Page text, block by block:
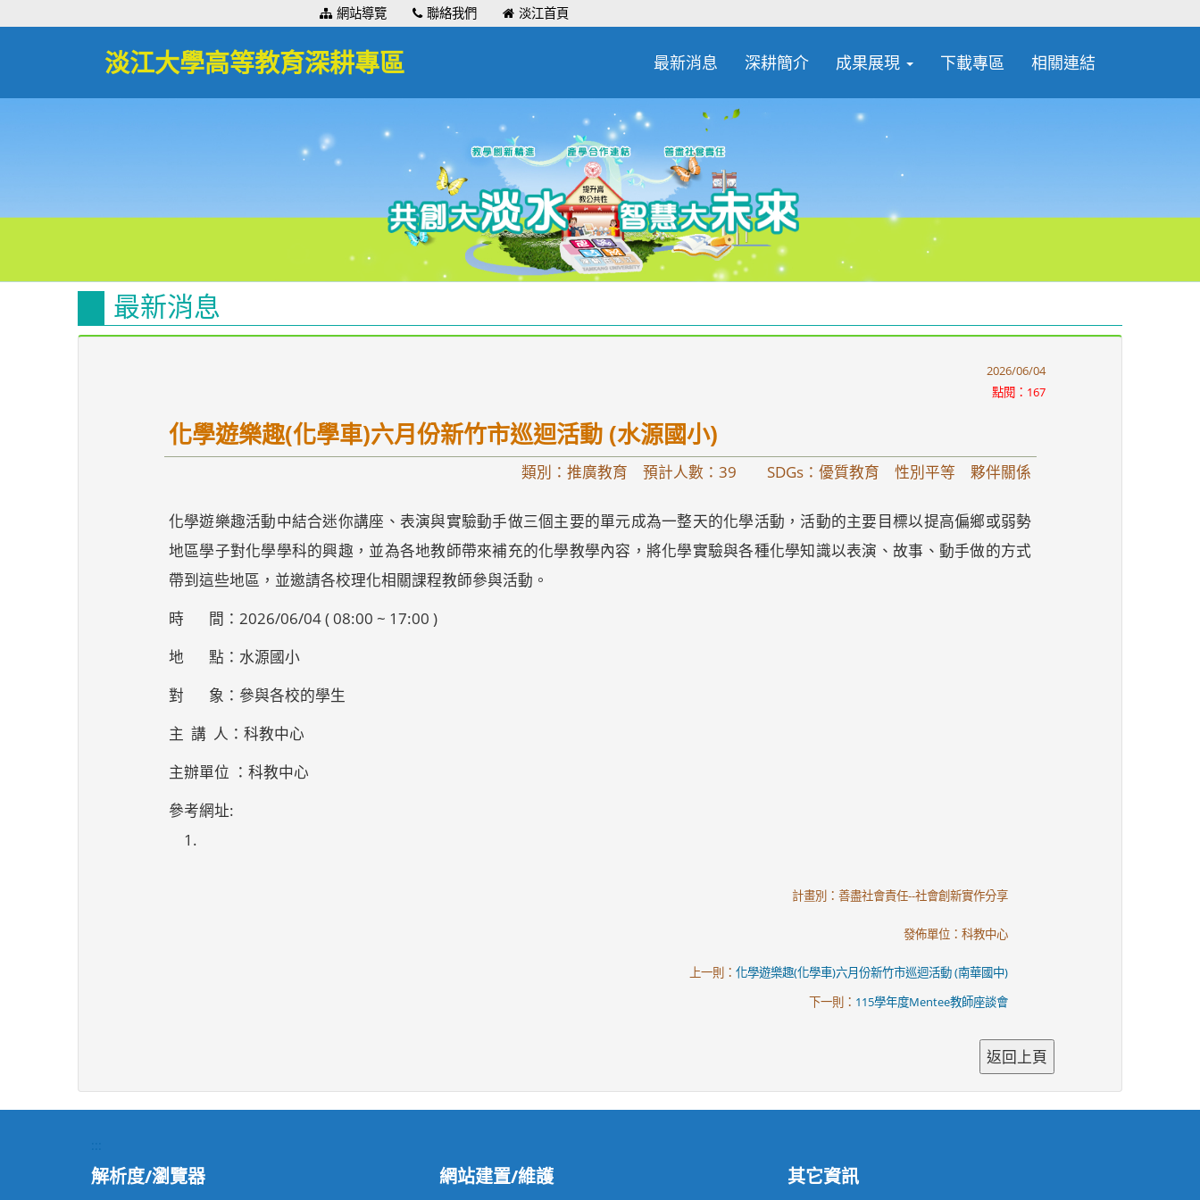
網站導覽 聯絡我們 淡江首頁
淡江大學高等教育深耕專區 最新消息 深耕簡介 成果展現 下載專區 相關連結
最新消息
2026/06/04
點閱：167
化學遊樂趣(化學車)六月份新竹市巡迴活動 (水源國小)
類別：推廣教育 預計人數：39 SDGs：優質教育 性別平等 夥伴關係
化學遊樂趣活動中結合迷你講座、表演與實驗動手做三個主要的單元成為一整天的化學活動，活動的主要目標以提高偏鄉或弱勢
地區學子對化學學科的興趣，並為各地教師帶來補充的化學教學內容，將化學實驗與各種化學知識以表演、故事、動手做的方式
帶到這些地區，並邀請各校理化相關課程教師參與活動。
時 間：2026/06/04 ( 08:00 ~ 17:00 )
地 點：水源國小
對 象：參與各校的學生
主 講 人：科教中心
主辦單位 ：科教中心
參考網址:
1.
計畫別：善盡社會責任--社會創新實作分享
發佈單位：科教中心
上一則： 化學遊樂趣(化學車)六月份新竹市巡迴活動 (南華國中)
下一則： 115學年度Mentee教師座談會
解析度/瀏覽器 網站建置/維護 其它資訊